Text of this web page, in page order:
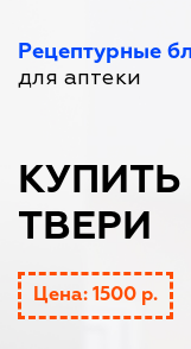
Рецептурные
для аптеки
КУПИТЬ
ТВЕРИ
Цена: 1500 р.